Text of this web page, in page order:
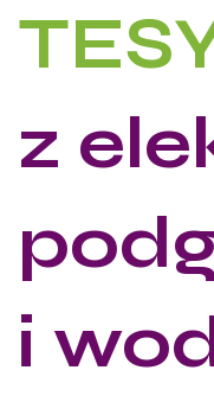
z
i